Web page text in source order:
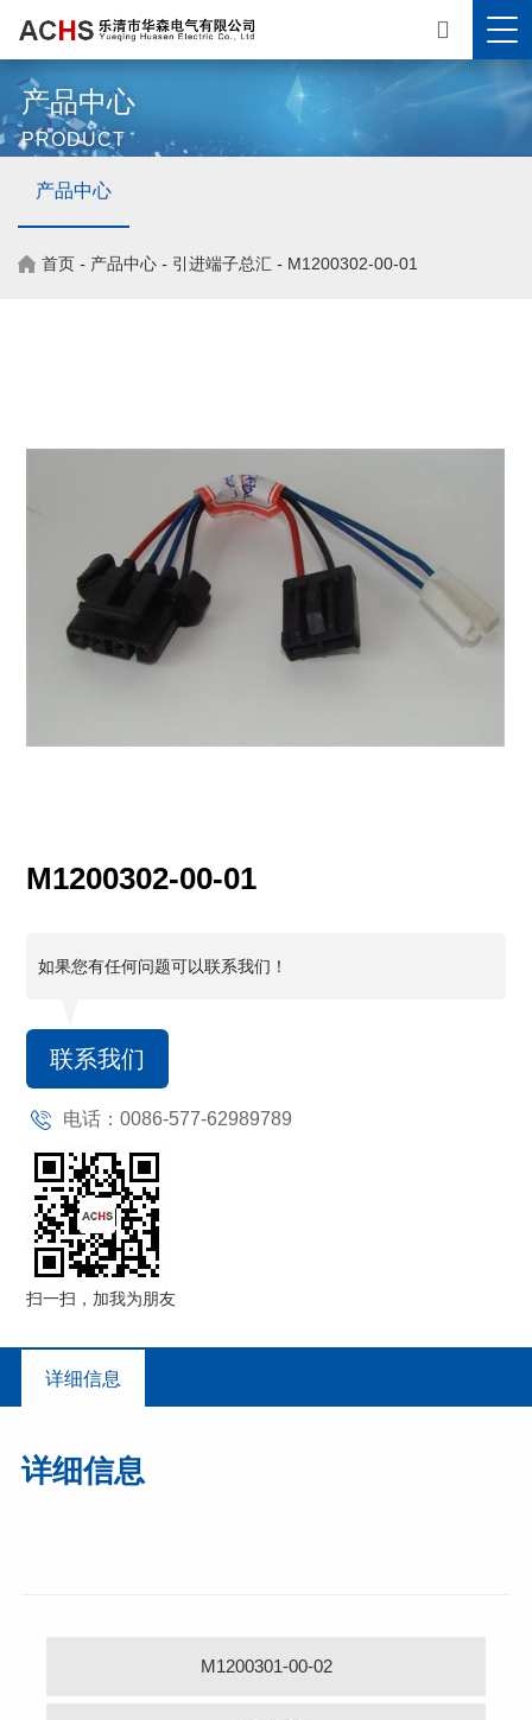
产品中心
PRODUCT
产品中心
首页 - 产品中心 - 引进端子总汇 - M1200302-00-01
M1200302-00-01
如果您有任何问题可以联系我们！
联系我们
电话：0086-577-62989789
扫一扫，加我为朋友
详细信息
详细信息
M1200301-00-02